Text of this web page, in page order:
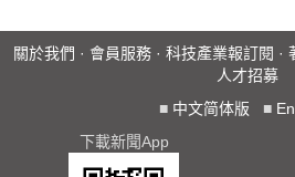
關於我們 · 會員服務 · 科技產業報訂閱 ·
人才招募
■ 中文简体版 ■
下載新聞App